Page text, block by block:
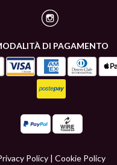
DI PAGAMENTO
Policy | Cookie Policy